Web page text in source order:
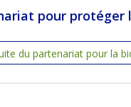
pour protéger
du partenariat pour la